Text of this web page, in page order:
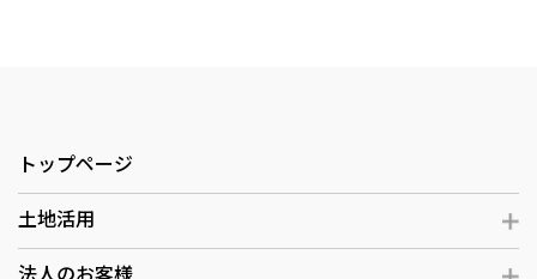
トップページ
土地活用